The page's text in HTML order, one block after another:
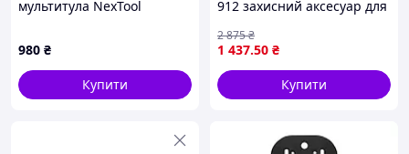
мультитула NexTool
533X235K1P
980 ₴
Купити
912 захисний аксесуар для
транспортування
інструменту
1 437.50 ₴
2 875₴
Купити